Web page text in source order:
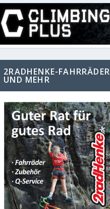
2RADHENKE-FAHRRÄDER
UND MEHR